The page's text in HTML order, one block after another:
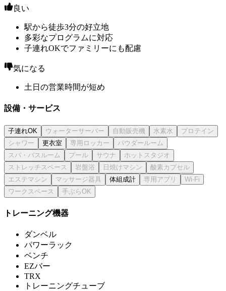
良い
駅から徒歩3分の好立地
多彩なプログラムに対応
子連れOKでファミリーにも配慮
気になる
土日の営業時間が短め
設備・サービス
子連れOK
更衣室
体組成計
トレーニング機器
ダンベル
パワーラック
ベンチ
EZバー
TRX
トレーニングチューブ